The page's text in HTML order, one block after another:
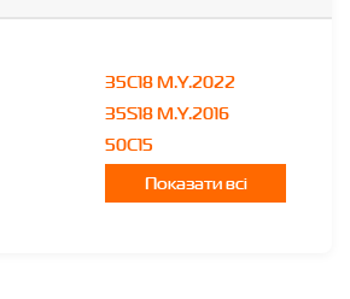
35C18 M.Y.2022
35S18 M.Y.2016
50C15
Показати всі